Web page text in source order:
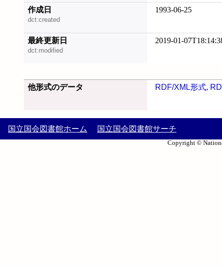
作成日
dct:created
1993-06-25
最終更新日
dct:modified
2019-01-
他形式のデータ RDF/XML形式,
国立国会図書館ホーム 国立国会図書館サーチ
Copyright ©